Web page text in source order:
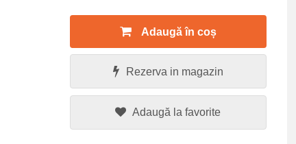
Adaugă în coș
Rezerva in magazin
Adaugă la favorite